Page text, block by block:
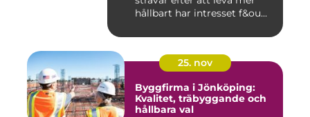
hållbart har intresset f&ou...
25. nov
Byggfirma i Jönköping:
Kvalitet, träbyggande och
hållbara val